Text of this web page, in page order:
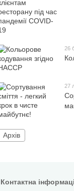
26
27
Архів
Контактна